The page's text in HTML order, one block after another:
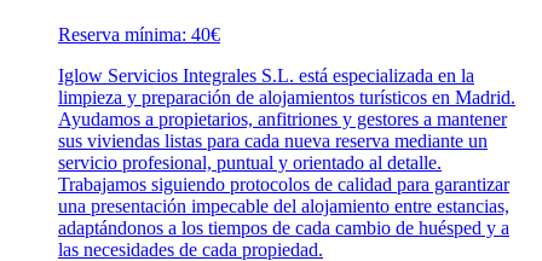
Reserva mínima: 40€
Iglow Servicios Integrales S.L. está especializada en la
limpieza y preparación de alojamientos turísticos en Madrid.
Ayudamos a propietarios, anfitriones y gestores a mantener
sus viviendas listas para cada nueva reserva mediante un
servicio profesional, puntual y orientado al detalle.
Trabajamos siguiendo protocolos de calidad para garantizar
una presentación impecable del alojamiento entre estancias,
adaptándonos a los tiempos de cada cambio de huésped y a
las necesidades de cada propiedad.